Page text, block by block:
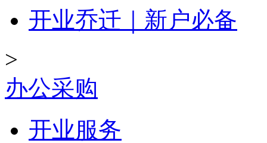
开业乔迁｜新户必备
>
办公采购
开业服务